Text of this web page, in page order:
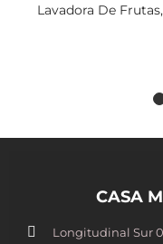
Lavadora De
CASA
Longitudinal Sur